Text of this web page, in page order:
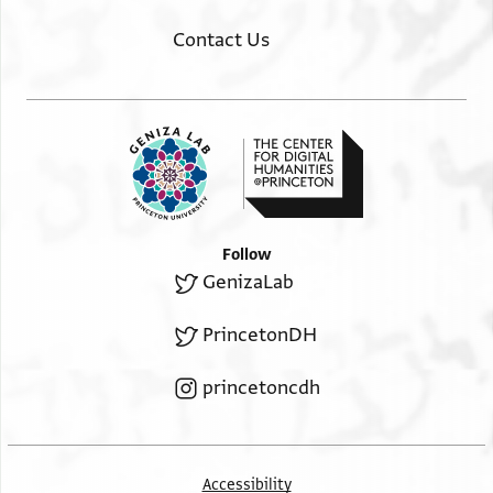
[אלאגתמא]ע פי כיר ועאפיה ולקד צלח וחסן הדא אלקב
שלמה בר נתנאל סט ב ד ו ע
Contact Us
Follow
GenizaLab
PrincetonDH
princetoncdh
Accessibility